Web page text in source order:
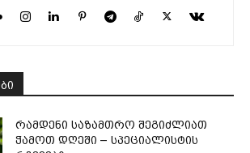
რამდენი საზამთრო შეგიძლიათ
ჭამოთ დღეში – სპეციალისტის